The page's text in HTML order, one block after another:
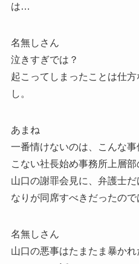
は…
名無しさん
泣きすぎでは？
起こってしまったことは仕
し。
あまね
一番情けないのは、こんな
こない社長始め事務所上層部
山口の謝罪会見に、弁護士
なりが同席すべきだったので
名無しさん
山口の悪事はたまたま暴か